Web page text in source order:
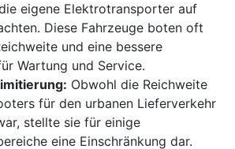
eigene Elektrotransporter auf
Diese Fahrzeuge boten oft
und eine bessere
Wartung und Service.
Obwohl die Reichweite
für den urbanen Lieferverkehr
stellte sie für einige
eine Einschränkung dar.